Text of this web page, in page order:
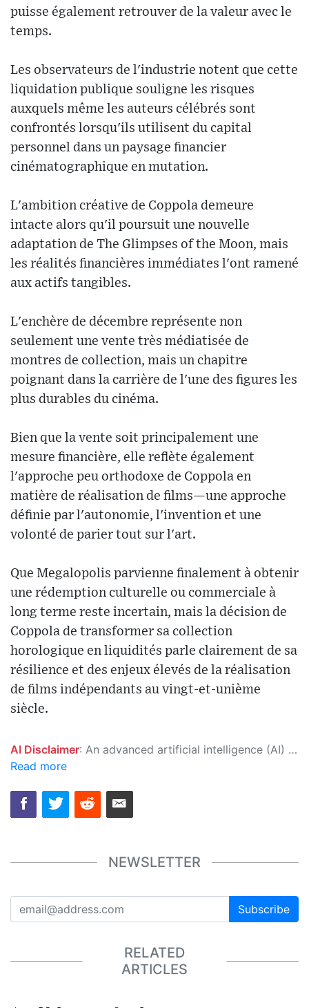
puisse également retrouver de la valeur avec le
temps.
Les observateurs de l'industrie notent que cette
liquidation publique souligne les risques
auxquels même les auteurs célébrés sont
confrontés lorsqu'ils utilisent du capital
personnel dans un paysage financier
cinématographique en mutation.
L'ambition créative de Coppola demeure
intacte alors qu'il poursuit une nouvelle
adaptation de The Glimpses of the Moon, mais
les réalités financières immédiates l'ont ramené
aux actifs tangibles.
L'enchère de décembre représente non
seulement une vente très médiatisée de
montres de collection, mais un chapitre
poignant dans la carrière de l'une des figures les
plus durables du cinéma.
Bien que la vente soit principalement une
mesure financière, elle reflète également
l'approche peu orthodoxe de Coppola en
matière de réalisation de films—une approche
définie par l'autonomie, l'invention et une
volonté de parier tout sur l'art.
Que Megalopolis parvienne finalement à obtenir
une rédemption culturelle ou commerciale à
long terme reste incertain, mais la décision de
Coppola de transformer sa collection
horologique en liquidités parle clairement de sa
résilience et des enjeux élevés de la réalisation
de films indépendants au vingt-et-unième
siècle.
AI Disclaimer: An advanced artificial intelligence (AI) system generated the content of this page on its own. This innovative technology conducts extensive research from a variety of reliable sources, performs rigorous fact-checking and verification, cleans up and balances biased or manipulated content, and presents a minimal factual summary that is just enough yet essential for you to function as an informed and educated citizen. Please keep in mind, however, that this system is an evolving technology, and as a result, the article may contain accidental inaccuracies or errors. We urge you to help us improve our site by reporting any inaccuracies you find using the "
Read more
NEWSLETTER
Subscribe
RELATED
ARTICLES